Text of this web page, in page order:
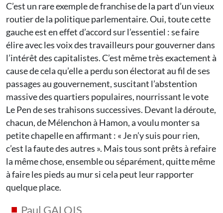
C’est un rare exemple de franchise de la part d’un vieux
routier de la politique parlementaire. Oui, toute cette
gauche est en effet d’accord sur l’essentiel : se faire
élire avec les voix des travailleurs pour gouverner dans
l’intérêt des capitalistes. C’est même très exactement à
cause de cela qu’elle a perdu son électorat au fil de ses
passages au gouvernement, suscitant l’abstention
massive des quartiers populaires, nourrissant le vote
Le Pen de ses trahisons successives. Devant la déroute,
chacun, de Mélenchon à Hamon, a voulu monter sa
petite chapelle en affirmant : « Je n’y suis pour rien,
c’est la faute des autres ». Mais tous sont prêts à refaire
la même chose, ensemble ou séparément, quitte même
à faire les pieds au mur si cela peut leur rapporter
quelque place.
Paul GALOIS